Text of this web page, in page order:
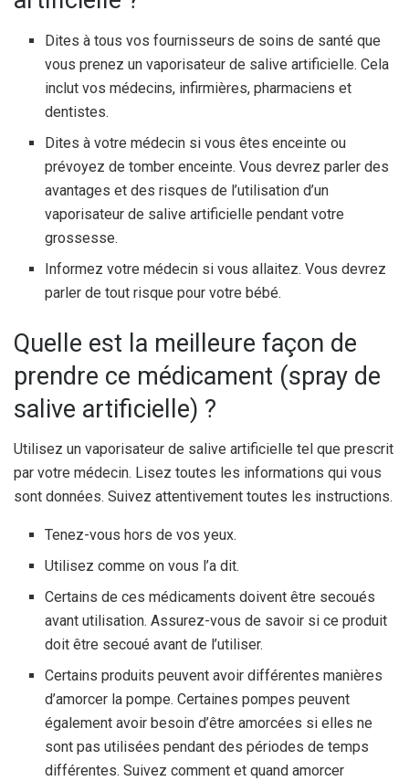
Dites à tous vos fournisseurs de soins de santé que
vous prenez un vaporisateur de salive artificielle. Cela
inclut vos médecins, infirmières, pharmaciens et
dentistes.
Dites à votre médecin si vous êtes enceinte ou
prévoyez de tomber enceinte. Vous devrez parler des
avantages et des risques de l’utilisation d’un
vaporisateur de salive artificielle pendant votre
grossesse.
Informez votre médecin si vous allaitez. Vous devrez
parler de tout risque pour votre bébé.
Quelle est la meilleure façon de
prendre ce médicament (spray de
salive artificielle) ?
Utilisez un vaporisateur de salive artificielle tel que prescrit
par votre médecin. Lisez toutes les informations qui vous
sont données. Suivez attentivement toutes les instructions.
Tenez-vous hors de vos yeux.
Utilisez comme on vous l’a dit.
Certains de ces médicaments doivent être secoués
avant utilisation. Assurez-vous de savoir si ce produit
doit être secoué avant de l’utiliser.
Certains produits peuvent avoir différentes manières
d’amorcer la pompe. Certaines pompes peuvent
également avoir besoin d’être amorcées si elles ne
sont pas utilisées pendant des périodes de temps
différentes. Suivez comment et quand amorcer